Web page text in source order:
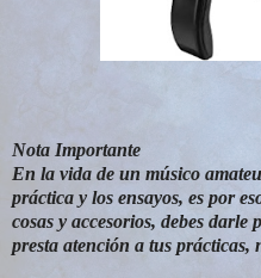
Nota Importante
En la vida de un músico
práctica y los ensayos, es por
cosas y accesorios, debes
presta atención a tus prácticas,